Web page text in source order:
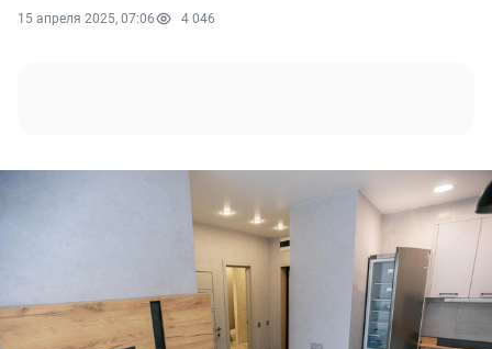
15 апреля 2025, 07:06 4 046